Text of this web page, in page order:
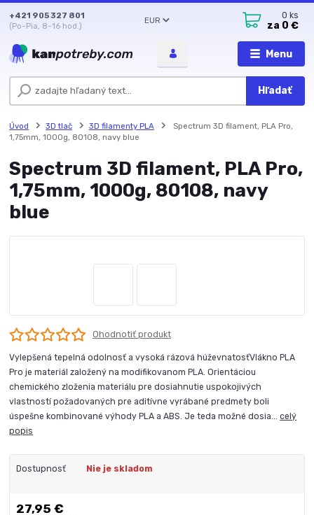
Menu
EUR
Hľadať
+421 905 327 801
(Po-Pia, 8-16 hod.)
0 ks
za 0 €
Úvod 3D tlač 3D filamenty PLA
Spectrum 3D filament, PLA Pro,
1,75mm, 1000g, 80108, navy blue
Spectrum 3D filament, PLA Pro,
1,75mm, 1000g, 80108, navy
blue
Ohodnotiť produkt
Vylepšená tepelná odolnosť a vysoká rázová húževnatosťVlákno PLA
Pro je materiál založený na modifikovanom PLA. Orientáciou
chemického zloženia materiálu pre dosiahnutie uspokojivých
vlastností požadovaných pre aditívne vyrábané predmety boli
úspešne kombinované výhody PLA a ABS. Je teda možné dosia...celý
popis
Dostupnosť Nie je skladom
27,95 €